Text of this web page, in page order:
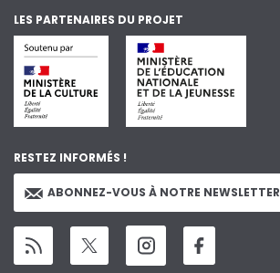
LES PARTENAIRES DU PROJET
RESTEZ INFORMÉS !
ABONNEZ-VOUS À NOTRE NEWSLETTER